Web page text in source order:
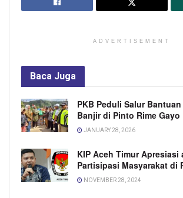
ADVERTISEMENT
Baca Juga
PKB Peduli Salur
Banjir di Pinto Rime Gayo
JANUARY 28, 2026
KIP Aceh Timur Apresiasi
Partisipasi Masyarakat di
NOVEMBER 28, 2024